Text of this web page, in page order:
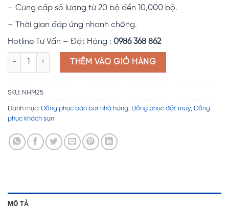
– Cung cấp số lượng từ 20 bộ đến 10,000 bộ.
– Thời gian đáp ứng nhanh chóng.
Hotline Tư Vấn – Đặt Hàng : 0986 368 862
Đồng phục nhà hàng NHM25 số lượng
THÊM VÀO GIỎ HÀNG
SKU: NHM25
Danh mục: Đồng phục bàn bar nhà hàng, Đồng phục đặt may, Đồng
phục khách sạn
MÔ TẢ